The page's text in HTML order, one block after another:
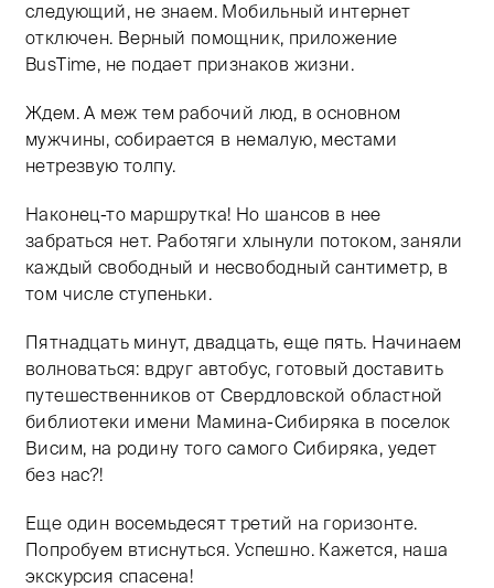
следующий, не знаем. Мобильный интернет
отключен. Верный помощник, приложение
BusTime, не подает признаков жизни.
Ждем. А меж тем рабочий люд, в основном
мужчины, собирается в немалую, местами
нетрезвую толпу.
Наконец-то маршрутка! Но шансов в нее
забраться нет. Работяги хлынули потоком, заняли
каждый свободный и несвободный сантиметр, в
том числе ступеньки.
Пятнадцать минут, двадцать, еще пять. Начинаем
волноваться: вдруг автобус, готовый доставить
путешественников от Свердловской областной
библиотеки имени Мамина-Сибиряка в поселок
Висим, на родину того самого Сибиряка, уедет
без нас?!
Еще один восемьдесят третий на горизонте.
Попробуем втиснуться. Успешно. Кажется, наша
экскурсия спасена!